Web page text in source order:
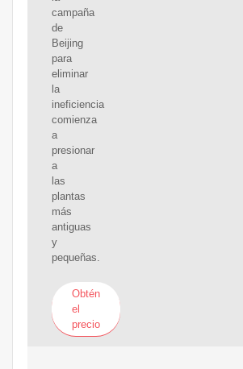
campaña
de
Beijing
para
eliminar
la
ineficiencia
comienza
a
presionar
a
las
plantas
más
antiguas
y
pequeñas.
Obtén
el
precio